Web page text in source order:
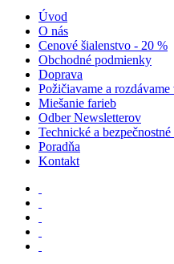
Úvod
O nás
Cenové šialenstvo - 20 %
Obchodné podmienky
Doprava
Požičiavame a
Miešanie farieb
Odber Newsletterov
Technické a
Poradňa
Kontakt